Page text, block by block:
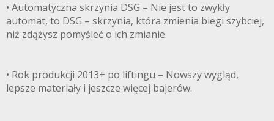
• Automatyczna skrzynia DSG – Nie jest to zwykły
automat, to DSG – skrzynia, która zmienia biegi szybciej,
niż zdążysz pomyśleć o ich zmianie.
• Rok produkcji 2013+ po liftingu – Nowszy wygląd,
lepsze materiały i jeszcze więcej bajerów.